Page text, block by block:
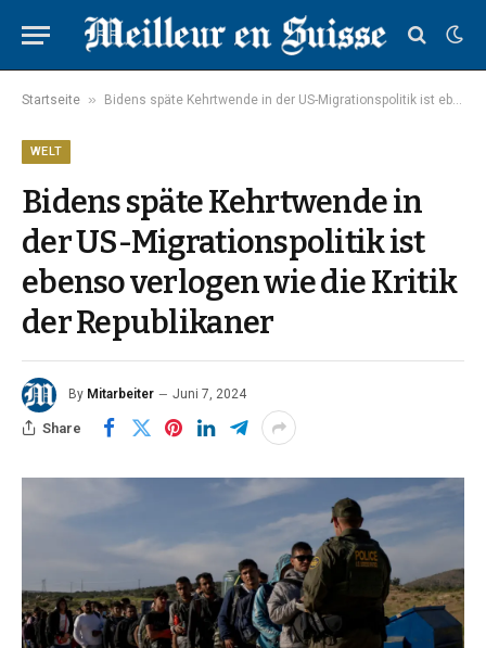
Startseite » Bidens späte Kehrtwende in der US-Migrationspolitik ist ebenso verlogen wie die Kritik der Republikaner
WELT
Bidens späte Kehrtwende in
der US-Migrationspolitik ist
ebenso verlogen wie die Kritik
der Republikaner
By Mitarbeiter Juni 7, 2024
Share